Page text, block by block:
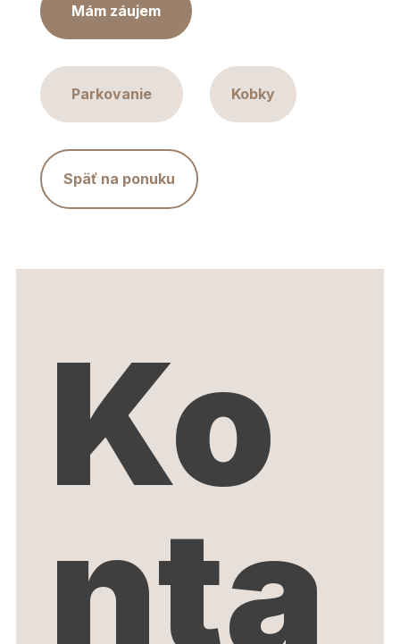
Mám záujem
Parkovanie Kobky
Späť na ponuku
Ko
nta